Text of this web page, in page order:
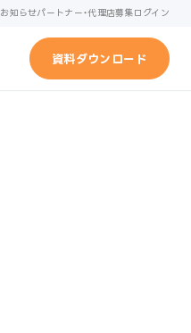
お知らせパートナー・代理店募集ログイン
資料ダウンロード